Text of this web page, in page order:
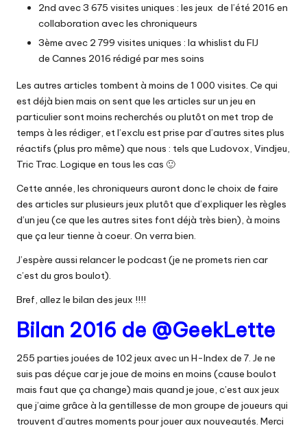
2nd avec 3 675 visites uniques : les jeux de l’été 2016 en
collaboration avec les chroniqueurs
3ème avec 2 799 visites uniques : la whislist du FIJ
de Cannes 2016 rédigé par mes soins
Les autres articles tombent à moins de 1 000 visites. Ce qui
est déjà bien mais on sent que les articles sur un jeu en
particulier sont moins recherchés ou plutôt on met trop de
temps à les rédiger, et l’exclu est prise par d’autres sites plus
réactifs (plus pro même) que nous : tels que Ludovox, Vindjeu,
Tric Trac. Logique en tous les cas 🙂
Cette année, les chroniqueurs auront donc le choix de faire
des articles sur plusieurs jeux plutôt que d’expliquer les règles
d’un jeu (ce que les autres sites font déjà très bien), à moins
que ça leur tienne à coeur. On verra bien.
J’espère aussi relancer le podcast (je ne promets rien car
c’est du gros boulot).
Bref, allez le bilan des jeux !!!!
Bilan 2016 de @GeekLette
255 parties jouées de 102 jeux avec un H-Index de 7. Je ne
suis pas déçue car je joue de moins en moins (cause boulot
mais faut que ça change) mais quand je joue, c’est aux jeux
que j’aime grâce à la gentillesse de mon groupe de joueurs qui
trouvent d’autres moments pour jouer aux nouveautés. Merci